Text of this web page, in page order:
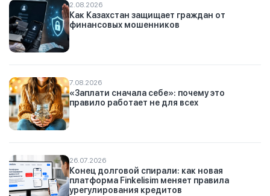
2.08.2026
Как Казахстан защищает граждан от
финансовых мошенников
7.08.2026
«Заплати сначала себе»: почему это
правило работает не для всех
26.07.2026
Конец долговой спирали: как новая
платформа Finkelisim меняет правила
урегулирования кредитов